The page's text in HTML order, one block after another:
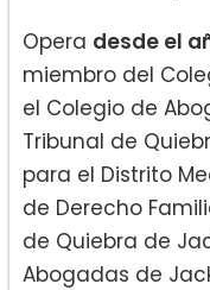
Opera desde el
miembro del
el Colegio de
Tribunal de
para el Distrito
de Derecho
de Quiebra de
Abogadas de